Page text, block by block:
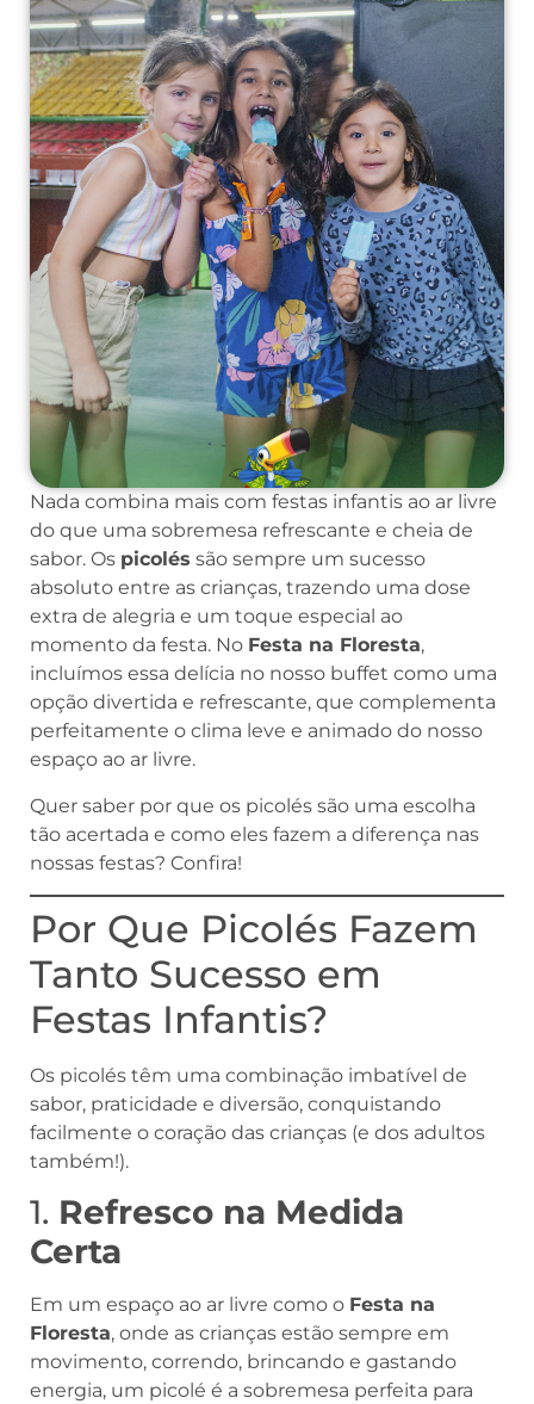
Nada combina mais com festas infantis ao ar livre
do que uma sobremesa refrescante e cheia de
sabor. Os picolés são sempre um sucesso
absoluto entre as crianças, trazendo uma dose
extra de alegria e um toque especial ao
momento da festa. No Festa na Floresta,
incluímos essa delícia no nosso buffet como uma
opção divertida e refrescante, que complementa
perfeitamente o clima leve e animado do nosso
espaço ao ar livre.
Quer saber por que os picolés são uma escolha
tão acertada e como eles fazem a diferença nas
nossas festas? Confira!
Por Que Picolés Fazem
Tanto Sucesso em
Festas Infantis?
Os picolés têm uma combinação imbatível de
sabor, praticidade e diversão, conquistando
facilmente o coração das crianças (e dos adultos
também!).
1. Refresco na Medida
Certa
Em um espaço ao ar livre como o Festa na
Floresta, onde as crianças estão sempre em
movimento, correndo, brincando e gastando
energia, um picolé é a sobremesa perfeita para